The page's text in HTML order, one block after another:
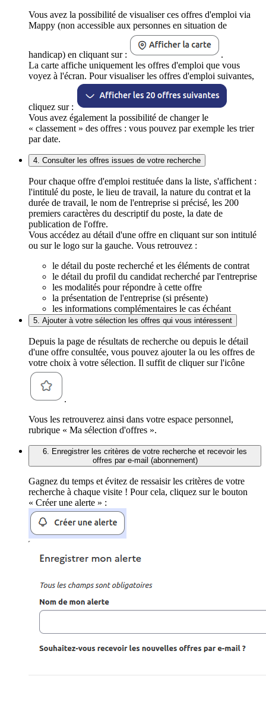
Vous avez la possibilité de visualiser ces offres d'emploi via
Mappy (non accessible aux personnes en situation de
handicap) en cliquant sur :
.
La carte affiche uniquement les offres d'emploi que vous
voyez à l'écran. Pour visualiser les offres d'emploi suivantes,
cliquez sur :
Vous avez également la possibilité de changer le
« classement » des offres : vous pouvez par exemple les trier
par date.
4. Consulter les offres issues de votre recherche
Pour chaque offre d'emploi restituée dans la liste, s'affichent :
l'intitulé du poste, le lieu de travail, la nature du contrat et la
durée de travail, le nom de l'entreprise si précisé, les 200
premiers caractères du descriptif du poste, la date de
publication de l'offre.
Vous accédez au détail d'une offre en cliquant sur son intitulé
ou sur le logo sur la gauche. Vous retrouvez :
le détail du poste recherché et les éléments de contrat
le détail du profil du candidat recherché par l'entreprise
les modalités pour répondre à cette offre
la présentation de l'entreprise (si présente)
les informations complémentaires le cas échéant
5. Ajouter à votre sélection les offres qui vous intéressent
Depuis la page de résultats de recherche ou depuis le détail
d'une offre consultée, vous pouvez ajouter la ou les offres de
votre choix à votre sélection. Il suffit de cliquer sur l'icône
.
Vous les retrouverez ainsi dans votre espace personnel,
rubrique « Ma sélection d'offres ».
6. Enregistrer les critères de votre recherche et recevoir les
offres par e-mail (abonnement)
Gagnez du temps et évitez de ressaisir les critères de votre
recherche à chaque visite ! Pour cela, cliquez sur le bouton
« Créer une alerte » :